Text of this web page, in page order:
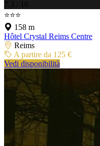
7.3 / 10
⭐⭐⭐
158 m
Hôtel Crystal Reims Centre
Reims
A partire da 125 €
Vedi disponibilità